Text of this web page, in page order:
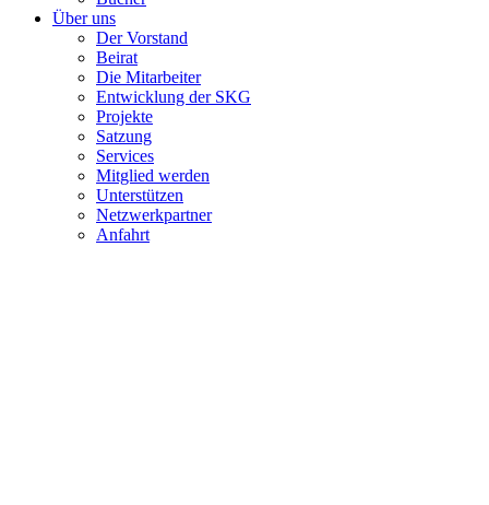
Über uns
Der Vorstand
Beirat
Die Mitarbeiter
Entwicklung der SKG
Projekte
Satzung
Services
Mitglied werden
Unterstützen
Netzwerkpartner
Anfahrt